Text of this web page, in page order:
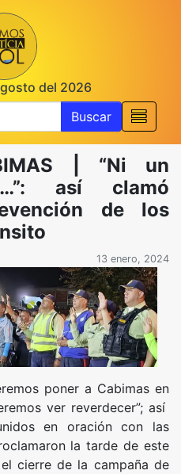
del 2026
Buscar
| “Ni un
así clamó
de los
13 enero, 2024
poner a Cabimas en
ver reverdecer”; así
en oración con las
la tarde de este
cierre de la campaña de